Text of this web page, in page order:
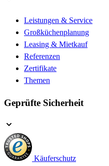
Leistungen & Service
Großküchenplanung
Leasing & Mietkauf
Referenzen
Zertifikate
Themen
Geprüfte Sicherheit
Käuferschutz